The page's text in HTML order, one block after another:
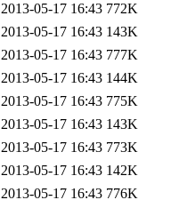
2013-05-17 16:43 772K
2013-05-17 16:43 143K
2013-05-17 16:43 777K
2013-05-17 16:43 144K
2013-05-17 16:43 775K
2013-05-17 16:43 143K
2013-05-17 16:43 773K
2013-05-17 16:43 142K
2013-05-17 16:43 776K